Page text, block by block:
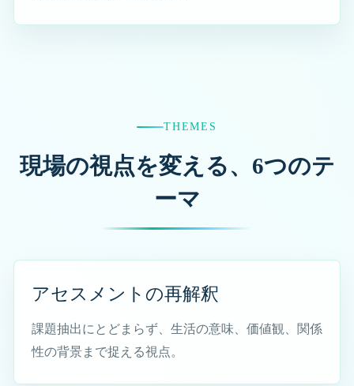
ア一覧
横浜市中区でケアマネジャーをお探しの方へ
横浜市南区でケアマネジャーをお探しの方へ
ネ相談｜きてケアプランセンター
保土ケ谷区・西区・中区の歯科医院・訪問歯科診療
保土ケ谷区・西区・中区の在宅対応薬局・訪問薬剤管理
THEMES
現場の視点を変える、6つのテ
ーマ
アセスメントの再解釈
課題抽出にとどまらず、生活の意味、価値観、関係
性の背景まで捉える視点。